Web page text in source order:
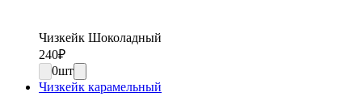
Чизкейк Шоколадный
240₽
0шт
Чизкейк карамельный